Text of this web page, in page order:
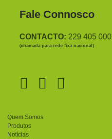
Fale Connosco
CONTACTO: 229 405 000
(chamada para rede fixa nacional)
Quem Somos
Produtos
Notícias